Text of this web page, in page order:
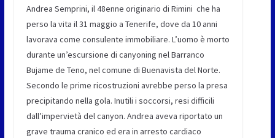
Andrea Semprini, il 48enne originario di Rimini che ha
perso la vita il 31 maggio a Tenerife, dove da 10 anni
lavorava come consulente immobiliare. L’uomo è morto
durante un’escursione di canyoning nel Barranco
Bujame de Teno, nel comune di Buenavista del Norte.
Secondo le prime ricostruzioni avrebbe perso la presa
precipitando nella gola. Inutili i soccorsi, resi difficili
dall’impervietà del canyon. Andrea aveva riportato un
grave trauma cranico ed era in arresto cardiaco